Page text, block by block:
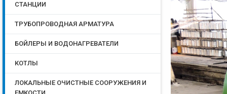
СТАНЦИИ
ТРУБОПРОВОДНАЯ АРМАТУРА
БОЙЛЕРЫ И ВОДОНАГРЕВАТЕЛИ
КОТЛЫ
ЛОКАЛЬНЫЕ ОЧИСТНЫЕ СООРУЖЕНИЯ И